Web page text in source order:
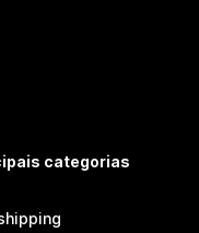
categorias